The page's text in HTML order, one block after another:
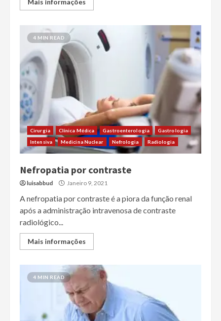
Mais informações
4 MIN READ
Cirurgia Clínica Médica Gastroenterologia
Gastrologia
Intensiva
Medicina Nuclear Nefrologia Radiologia
Nefropatia por contraste
luisabbud Janeiro 9, 2021
A nefropatia por contraste é a piora da função renal
após a administração intravenosa de contraste
radiológico...
Mais informações
4 MIN READ